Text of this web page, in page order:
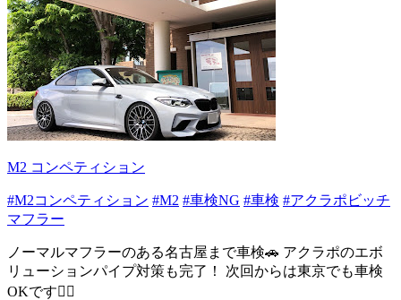
M2 コンペティション
#M2コンペティション #M2 #車検NG #車検 #アクラポビッチ
マフラー
ノーマルマフラーのある名古屋まで車検🚗 アクラポのエボ
リューションパイプ対策も完了！ 次回からは東京でも車検
OKです🙆‍♀️